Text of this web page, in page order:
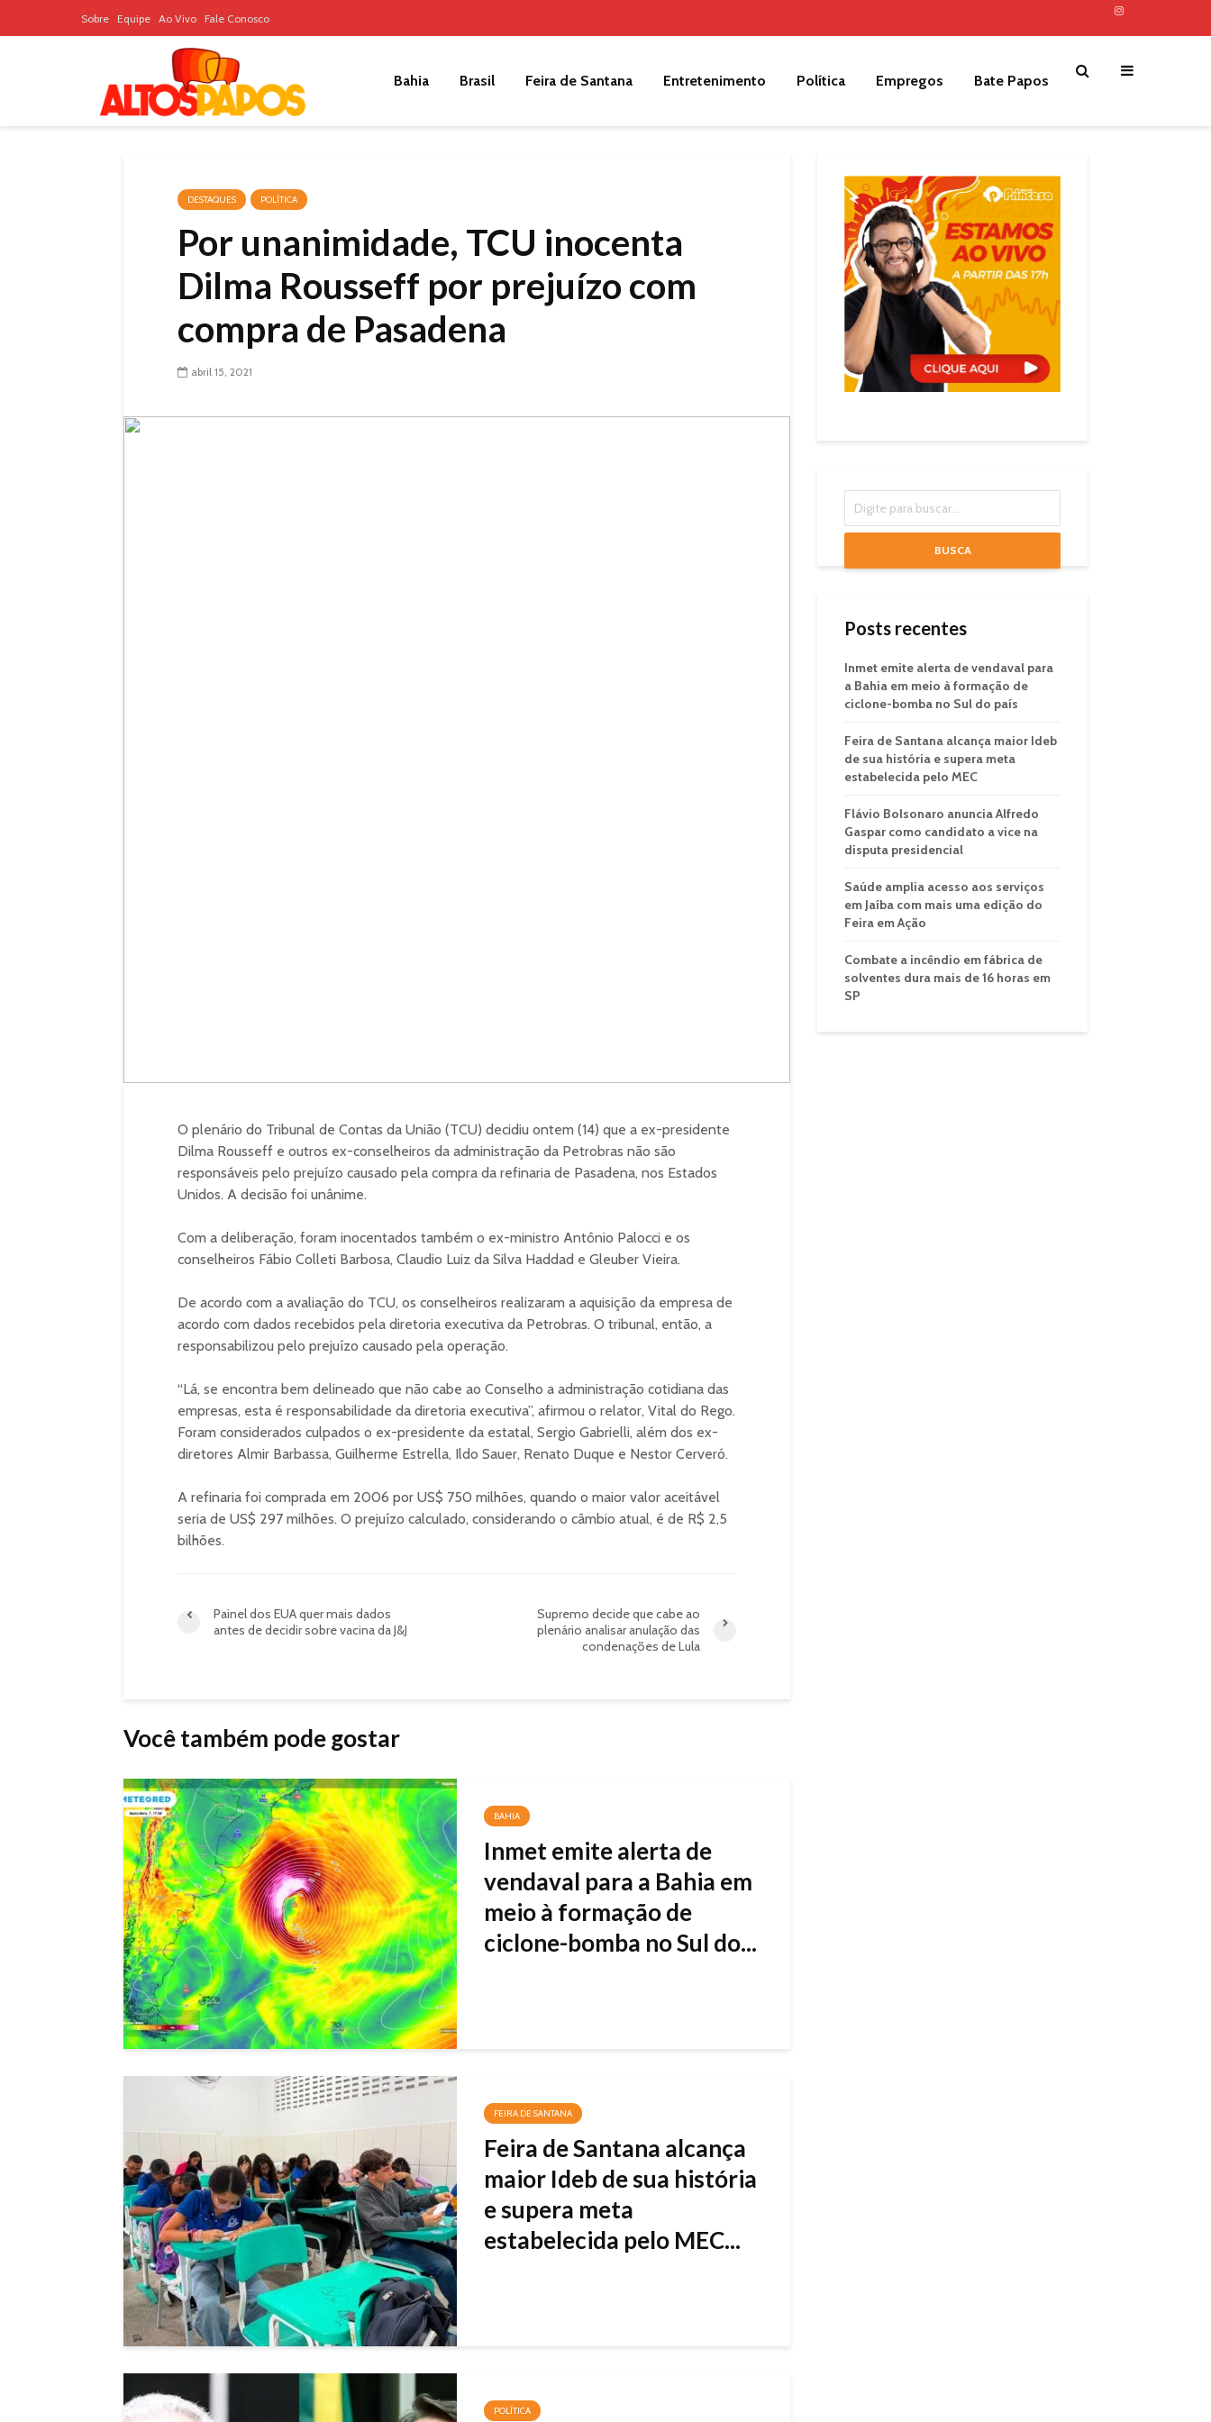
Sobre Equipe Ao Vivo Fale Conosco
Bahia Brasil Feira de Santana Entretenimento Política Empregos Bate Papos
DESTAQUES POLÍTICA
Por unanimidade, TCU inocenta
Dilma Rousseff por prejuízo com
compra de Pasadena
abril 15, 2021
O plenário do Tribunal de Contas da União (TCU) decidiu ontem (14) que a ex-presidente
Dilma Rousseff e outros ex-conselheiros da administração da Petrobras não são
responsáveis pelo prejuízo causado pela compra da refinaria de Pasadena, nos Estados
Unidos. A decisão foi unânime.
Com a deliberação, foram inocentados também o ex-ministro Antônio Palocci e os
conselheiros Fábio Colleti Barbosa, Claudio Luiz da Silva Haddad e Gleuber Vieira.
De acordo com a avaliação do TCU, os conselheiros realizaram a aquisição da empresa de
acordo com dados recebidos pela diretoria executiva da Petrobras. O tribunal, então, a
responsabilizou pelo prejuízo causado pela operação.
“Lá, se encontra bem delineado que não cabe ao Conselho a administração cotidiana das
empresas, esta é responsabilidade da diretoria executiva”, afirmou o relator, Vital do Rego.
Foram considerados culpados o ex-presidente da estatal, Sergio Gabrielli, além dos ex-
diretores Almir Barbassa, Guilherme Estrella, Ildo Sauer, Renato Duque e Nestor Cerveró.
A refinaria foi comprada em 2006 por US$ 750 milhões, quando o maior valor aceitável
seria de US$ 297 milhões. O prejuízo calculado, considerando o câmbio atual, é de R$ 2,5
bilhões.
Painel dos EUA quer mais dados
antes de decidir sobre vacina da J&J
Supremo decide que cabe ao
plenário analisar anulação das
condenações de Lula
Você também pode gostar
BAHIA
Inmet emite alerta de
vendaval para a Bahia em
meio à formação de
ciclone-bomba no Sul do...
FEIRA DE SANTANA
Feira de Santana alcança
maior Ideb de sua história
e supera meta
estabelecida pelo MEC...
POLÍTICA
BUSCA
Posts recentes
Inmet emite alerta de vendaval para
a Bahia em meio à formação de
ciclone-bomba no Sul do país
Feira de Santana alcança maior Ideb
de sua história e supera meta
estabelecida pelo MEC
Flávio Bolsonaro anuncia Alfredo
Gaspar como candidato a vice na
disputa presidencial
Saúde amplia acesso aos serviços
em Jaíba com mais uma edição do
Feira em Ação
Combate a incêndio em fábrica de
solventes dura mais de 16 horas em
SP